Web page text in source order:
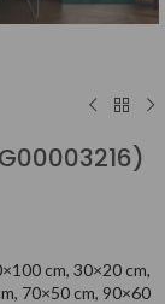
cm, 30×20 cm,
, 70×50 cm, 90×60